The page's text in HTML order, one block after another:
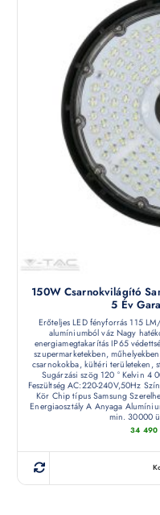
150W Csarnokvilágító
5 Év
Erőteljes LED fényforrás 115
alumíniumból váz Nagy
energiamegtakarítás IP65
szupermarketekben,
csarnokokba, kültéri területeken,
Sugárzási szög 120 ° Kelvin 4
Feszültség AC:220-240V,50Hz
Kör Chip típus Samsung
Energiaosztály A Anyaga
min. 30000
34 490